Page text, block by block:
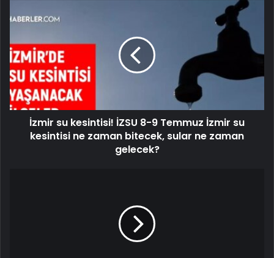
İzmir su kesintisi! İZSU 8-9 Temmuz İzmir su
kesintisi ne zaman bitecek, sular ne zaman
gelecek?